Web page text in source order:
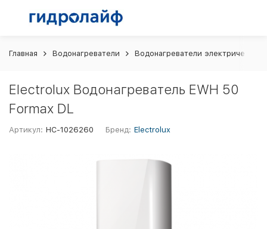
Главная Водонагреватели Водонагреватели электрические
Electrolux Водонагреватель EWH 50
Formax DL
Артикул: НС-1026260 Бренд: Electrolux